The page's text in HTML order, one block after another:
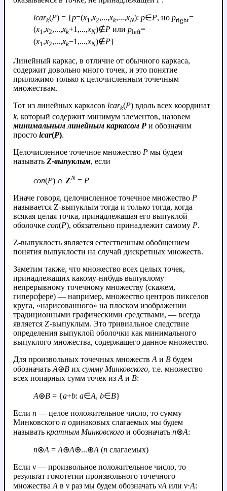
lcark(P) = {p=(x1,x2,...,xk,...,xN): p∈P, но pright=
(x1,x2,...,xk+1,...,xN)∉P или pleft=
(x1 ,x2,...,xk−1,...,xN)∉P}
Линейный каркас, в отличие от обычного каркаса,
содержит довольно много точек, и это понятие
приложимо только к целочисленным точечным
множествам.
Тот из линейных каркасов lcark(P) вдоль всех координат
k, который содержит минимум элементов, назовем
минимальным линейным каркасом P и обозначим
просто lcar(P).
Целочисленное точечное множество P мы будем
называть Z-выпуклым, если
con(P) ∩ ZN = P
Иначе говоря, целочисленное точечное множество P
называется Z-выпуклым тогда и только тогда, когда
всякая целая точка, принадлежащая его выпуклой
оболочке con(P), обязательно принадлежит самому P.
Z-выпуклость является естественным обобщением
понятия выпуклости на случай дискретных множеств.
Заметим также, что множество всех целых точек,
принадлежащих какому-нибудь выпуклому
непрерывному точечному множеству (скажем,
гиперсфере) — например, множество центров пикселов
круга, «нарисованного» на плоском изображении
традиционными графическими средствами, — всегда
является Z-выпуклым. Это тривиальное следствие
определения выпуклой оболочки как минимального
выпуклого множества, содержащего данное множество.
Для произвольных точечных множеств A и B будем
обозначать A⊕B их сумму Минковского, т.е. множество
всех попарных сумм точек из A и B:
A⊕B = {a+b: a∈A, b∈B}
Если n — целое положительное число, то сумму
Минковского n одинаковых слагаемых мы будем
называть кратным Минковского и обозначать n⊗A:
n⊗A = A⊕A⊕...⊕A (n слагаемых)
Если ν — произвольное положительное число, то
результат гомотетии произвольного точечного
множества A в ν раз мы будем обозначать νA или ν⋅A: